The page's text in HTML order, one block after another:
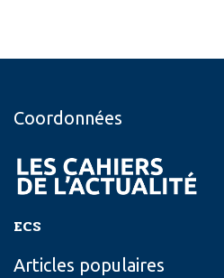
Coordonnées
ECS
Articles populaires